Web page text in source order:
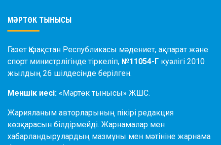
МӘРТӨК ТЫНЫСЫ
Газет Қазақстан Республикасы мәдениет, ақпарат және
спорт министрлігінде тіркеліп, №11054-Г куәлігі 2010
жылдың 26 шілдесінде берілген.
Меншік иесі: «Мәртөк тынысы» ЖШС.
Жарияланым авторларының пікірі редакция
көзқарасын білдірмейді. Жарнамалар мен
хабарландырулардың мазмұны мен мәтініне жарнама